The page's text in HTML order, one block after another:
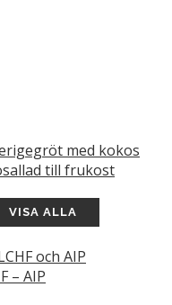
med kokos
till frukost
VISA ALLA
och AIP
– AIP